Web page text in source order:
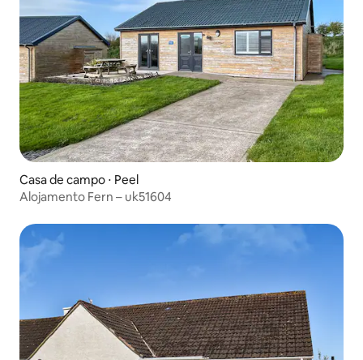
Casa de campo ⋅ Peel
Alojamento Fern – uk51604